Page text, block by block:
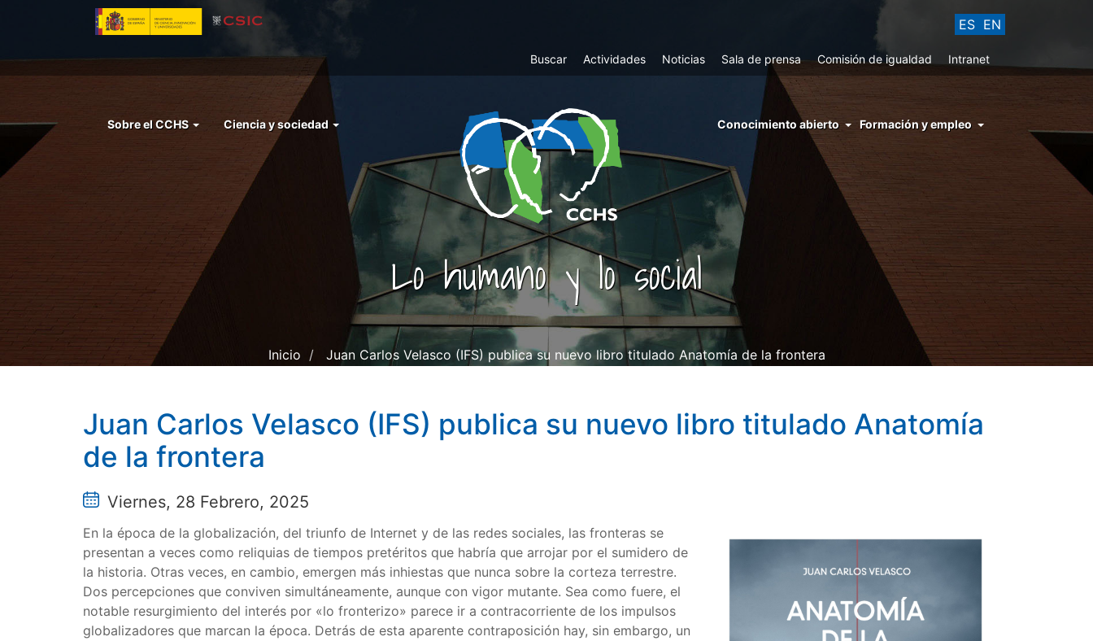
principal
ES EN
Top
Buscar Actividades Noticias Sala de prensa Comisión de igualdad Intranet
Menu
Sobre el CCHS Ciencia y sociedad
menu
conocimiento
abierto
Conocimiento abierto Formación y empleo
Lo humano y lo social
Inicio Juan Carlos Velasco (IFS) publica su nuevo libro titulado Anatomía de la frontera
Juan Carlos Velasco (IFS) publica su nuevo libro titulado Anatomía
de la frontera
Viernes, 28 Febrero, 2025
En la época de la globalización, del triunfo de Internet y de las redes sociales, las fronteras se
presentan a veces como reliquias de tiempos pretéritos que habría que arrojar por el sumidero de
la historia. Otras veces, en cambio, emergen más inhiestas que nunca sobre la corteza terrestre.
Dos percepciones que conviven simultáneamente, aunque con vigor mutante. Sea como fuere, el
notable resurgimiento del interés por «lo fronterizo» parece ir a contracorriente de los impulsos
globalizadores que marcan la época. Detrás de esta aparente contraposición hay, sin embargo, un